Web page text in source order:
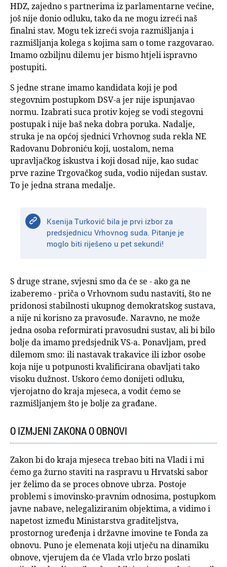
HDZ, zajedno s partnerima iz parlamentarne većine,
još nije donio odluku, tako da ne mogu izreći naš
finalni stav. Mogu tek izreći svoja razmišljanja i
razmišljanja kolega s kojima sam o tome razgovarao.
Imamo ozbiljnu dilemu jer bismo htjeli ispravno
postupiti.
S jedne strane imamo kandidata koji je pod
stegovnim postupkom DSV-a jer nije ispunjavao
normu. Izabrati suca protiv kojeg se vodi stegovni
postupak i nije baš neka dobra poruka. Nadalje,
struka je na općoj sjednici Vrhovnog suda rekla NE
Radovanu Dobroniću koji, uostalom, nema
upravljačkog iskustva i koji dosad nije, kao sudac
prve razine Trgovačkog suda, vodio nijedan sustav.
To je jedna strana medalje.
Ksenija Turković bila je prvi izbor za
predsjednicu Vrhovnog suda. Pitanje je
moglo biti riješeno u pet sekundi!
S druge strane, svjesni smo da će se - ako ga ne
izaberemo - priča o Vrhovnom sudu nastaviti, što ne
pridonosi stabilnosti ukupnog demokratskog sustava,
a nije ni korisno za pravosuđe. Naravno, ne može
jedna osoba reformirati pravosudni sustav, ali bi bilo
bolje da imamo predsjednik VS-a. Ponavljam, pred
dilemom smo: ili nastavak trakavice ili izbor osobe
koja nije u potpunosti kvalificirana obavljati tako
visoku dužnost. Uskoro ćemo donijeti odluku,
vjerojatno do kraja mjeseca, a vodit ćemo se
razmišljanjem što je bolje za građane.
O IZMJENI ZAKONA O OBNOVI
Zakon bi do kraja mjeseca trebao biti na Vladi i mi
ćemo ga žurno staviti na raspravu u Hrvatski sabor
jer želimo da se proces obnove ubrza. Postoje
problemi s imovinsko-pravnim odnosima, postupkom
javne nabave, nelegaliziranim objektima, a vidimo i
napetost između Ministarstva graditeljstva,
prostornog uređenja i državne imovine te Fonda za
obnovu. Puno je elemenata koji utječu na dinamiku
obnove, vjerujem da će Vlada vrlo brzo poslati